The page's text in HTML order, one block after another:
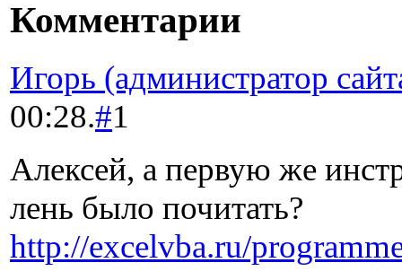
Комментарии
Игорь (администратор
00:28.#1
Алексей, а первую же
лень было почитать?
http://excelvba.ru/